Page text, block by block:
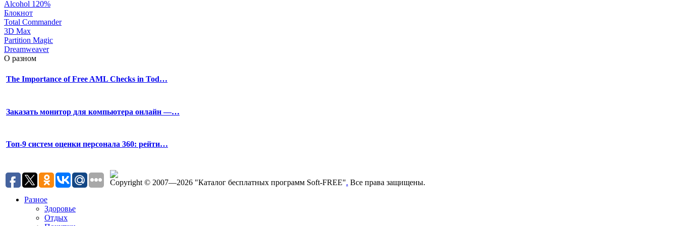
Alcohol 120%
Блокнот
Total Commander
3D Max
Partition Magic
Dreamweaver
О разном
The Importance of Free AML Checks in Tod…
Заказать монитор для компьютера онлайн —…
Топ-9 систем оценки персонала 360: рейти…
Copyright © 2007—2026 "Каталог бесплатных программ Soft-FREE". Все права защищены.
Разное
Здоровье
Отдых